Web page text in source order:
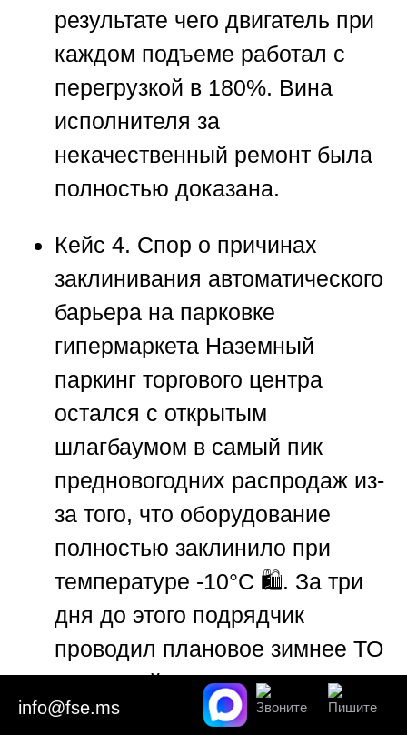
результате чего двигатель при
каждом подъеме работал с
перегрузкой в 180%. Вина
исполнителя за
некачественный ремонт была
полностью доказана.
Кейс 4. Спор о причинах
заклинивания автоматического
барьера на парковке
гипермаркета Наземный
паркинг торгового центра
остался с открытым
шлагбаумом в самый пик
предновогодних распродаж из-
за того, что оборудование
полностью заклинило при
температуре -10°C 🛍️. За три
дня до этого подрядчик
проводил плановое зимнее ТО
с заменой смазочных
материалов. ТЦ понес крупные
info@fse.ms